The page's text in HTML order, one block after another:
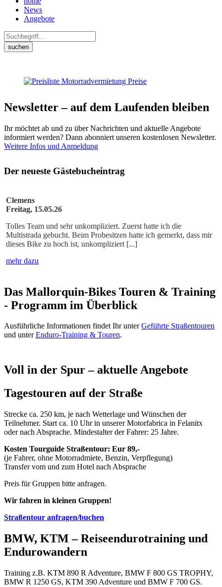
News
Angebote
suchen
Newsletter – auf dem Laufenden bleiben
Ihr möchtet ab und zu über Nachrichten und aktuelle Angebote
informiert werden? Dann abonniert unseren kostenlosen Newsletter.
Weitere Infos und Anmeldung
Der neueste Gästebucheintrag
Clemens
Freitag, 15.05.26
Tolles Team und sehr unkompliziert. Zuerst hatte ich die
Multistrada gebucht. Beim Probesitzen hatte ich gemerkt, dass mir
dieses Bike zu hoch ist, unkompliziert [...]
mehr dazu
Das Mallorquin-Bikes Touren & Training
- Programm im Überblick
Ausführliche Informationen findet Ihr unterGeführte Straßentouren
und unterEnduro-Training & Touren.
Voll in der Spur – aktuelle Angebote
Tagestouren auf der Straße
Strecke ca. 250 km, je nach Wetterlage und Wünschen der
Teilnehmer. Start ca. 10 Uhr in unserer Motorfabrica in Felanitx
oder nach Absprache. Mindestalter der Fahrer: 25 Jahre.
Kosten Tourguide Straßentour: Eur 89,-
(je Fahrer, ohne Motorradmiete, Benzin, Verpflegung)
Transfer vom und zum Hotel nach Absprache
Preis für Gruppen bitte anfragen.
Wir fahren in kleinen Gruppen!
Straßentour anfragen/buchen
BMW, KTM – Reiseendurotraining und
Endurowandern
Training z.B. KTM 890 R Adventure, BMW F 800 GS TROPHY,
BMW R 1250 GS, KTM 390 Adventure und BMW F 700 GS.